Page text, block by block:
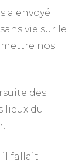
a envoyé
vie sur le
mettre nos
des
lieux du
il fallait